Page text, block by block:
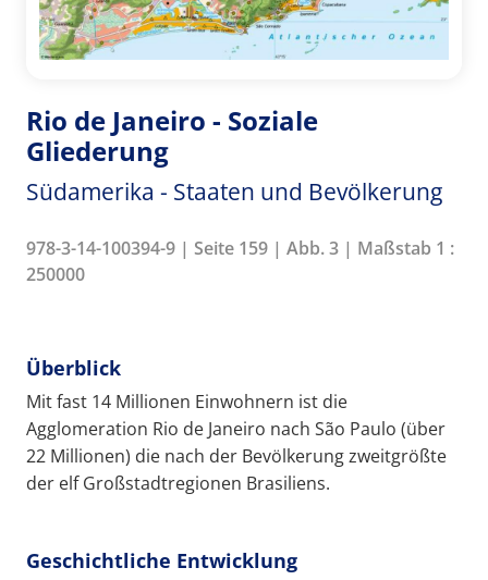
Rio de Janeiro - Soziale
Gliederung
Südamerika - Staaten und Bevölkerung
978-3-14-100394-9 | Seite 159 | Abb. 3 | Maßstab 1 :
250000
Überblick
Mit fast 14 Millionen Einwohnern ist die
Agglomeration Rio de Janeiro nach São Paulo (über
22 Millionen) die nach der Bevölkerung zweitgrößte
der elf Großstadtregionen Brasiliens.
Geschichtliche Entwicklung